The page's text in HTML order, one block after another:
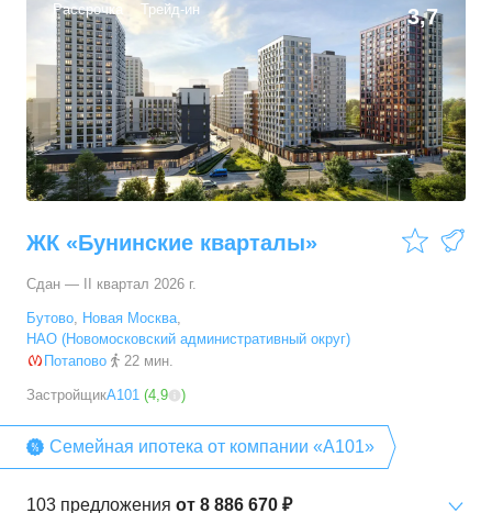
Рассрочка Трейд-ин 3,7
ЖК «Бунинские кварталы»
Сдан — II квартал 2026 г.
Бутово, Новая Москва,
НАО (Новомосковский административный округ)
Потапово
22 мин.
ЗастройщикА101 (4,9 )
Семейная ипотека от компании «А101»
103 предложения от 8 886 670 ₽